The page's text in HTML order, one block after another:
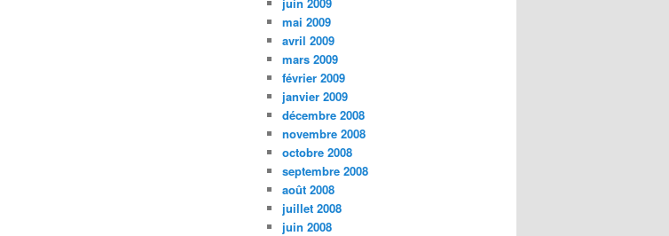
juin 2009
mai 2009
avril 2009
mars 2009
février 2009
janvier 2009
décembre 2008
novembre 2008
octobre 2008
septembre 2008
août 2008
juillet 2008
juin 2008